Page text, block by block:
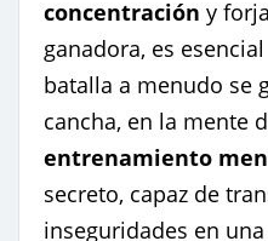
concentración y
ganadora, es
batalla a menudo se
cancha, en la mente
entrenamiento
secreto, capaz de
inseguridades en